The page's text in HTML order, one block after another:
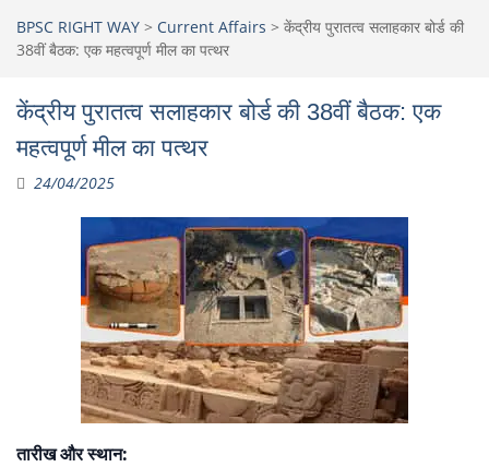
BPSC RIGHT WAY > Current Affairs > केंद्रीय पुरातत्व सलाहकार बोर्ड की
38वीं बैठक: एक महत्वपूर्ण मील का पत्थर
केंद्रीय पुरातत्व सलाहकार बोर्ड की 38वीं बैठक: एक
महत्वपूर्ण मील का पत्थर
24/04/2025
तारीख और स्थान: